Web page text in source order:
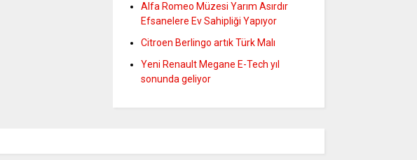
Alfa Romeo Müzesi Yarım Asırdır
Efsanelere Ev Sahipliği Yapıyor
Citroen Berlingo artık Türk Malı
Yeni Renault Megane E-Tech yıl
sonunda geliyor